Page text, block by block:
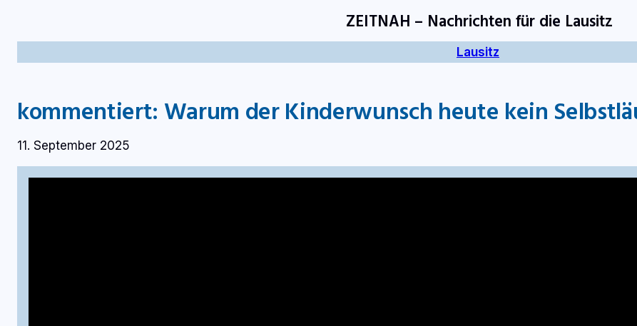
ZEITNAH – Nachrichten für die Lausitz
Lausitz
kommentiert: Warum der Kinderwunsch heute kein
11. September 2025